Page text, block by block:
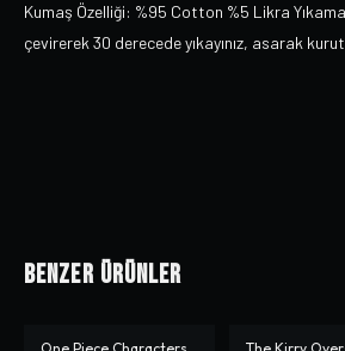
Kumaş Özelliği: %95 Cotton %5 Likra
çevirerek 30 derecede yıkayınız, asarak
Benzer Ürünler